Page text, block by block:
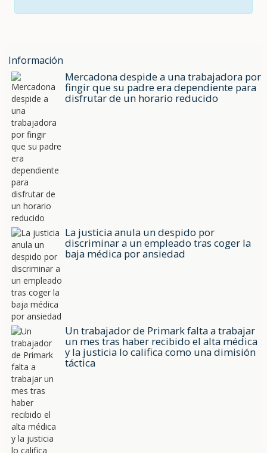
Información
Mercadona despide a una trabajadora por
fingir que su padre era dependiente para
disfrutar de un horario reducido
La justicia anula un despido por
discriminar a un empleado tras coger la
baja médica por ansiedad
Un trabajador de Primark falta a trabajar
un mes tras haber recibido el alta médica
y la justicia lo califica como una dimisión
táctica